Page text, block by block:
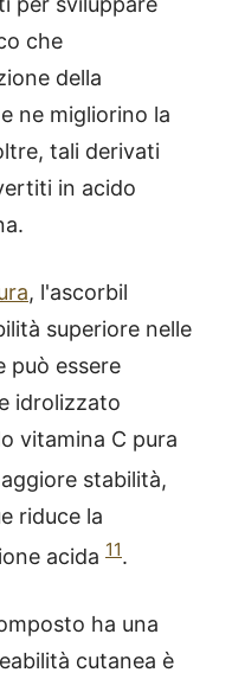
che
della
ne migliorino la
tali derivati
in acido
, l'ascorbil
superiore nelle
può essere
idrolizzato
vitamina C pura
stabilità,
riduce la
acida 11.
ha una
cutanea è